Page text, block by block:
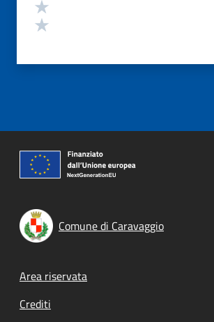
Comune di Caravaggio
Footer menu
Area riservata
Crediti